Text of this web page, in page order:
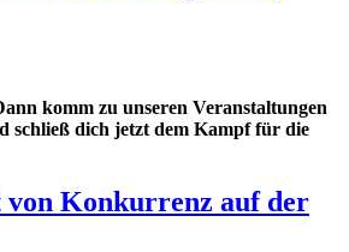
komm zu unseren Veranstaltungen
schließ dich jetzt dem Kampf für die
Konkurrenz auf der